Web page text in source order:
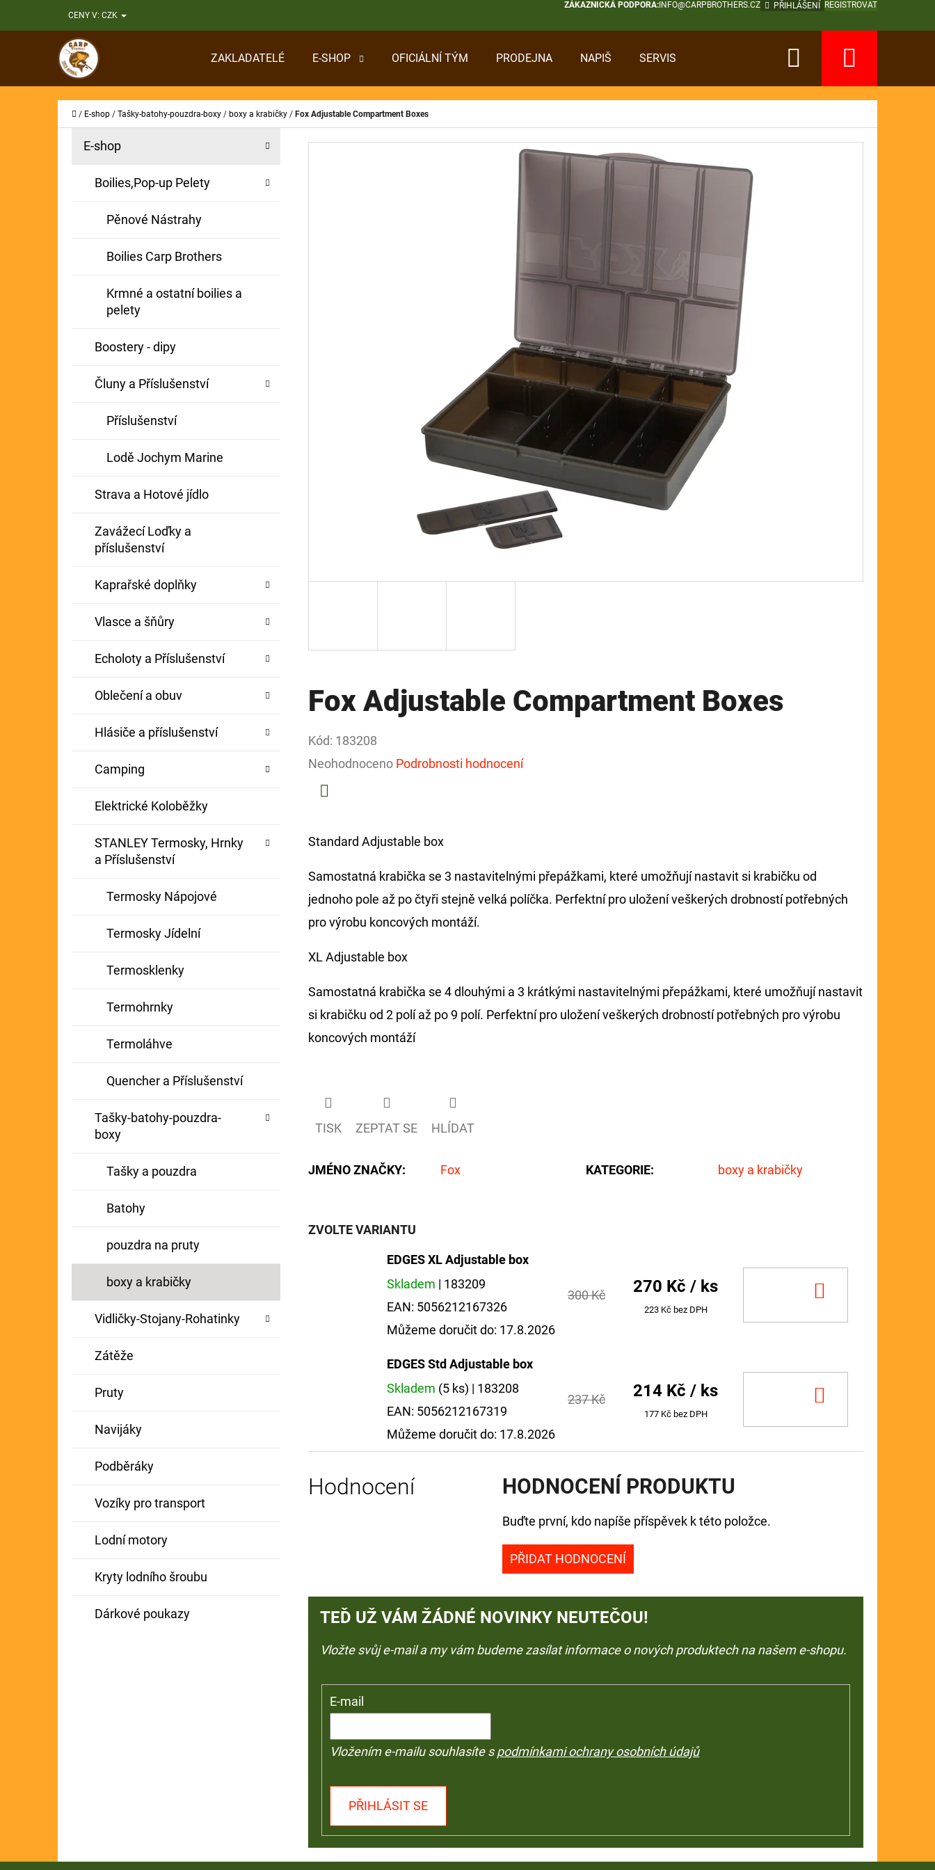
na
CENY V: CZK
ZÁKAZNICKÁ PODPORA:INFO@CARPBROTHERS.CZ PŘIHLÁŠENÍ REGISTROVAT
ZAKLADATELÉ E-SHOP OFICIÁLNÍ TÝM PRODEJNA NAPIŠ SERVIS Hledat
Domů
/ E-shop / Tašky-batohy-pouzdra-boxy / boxy a krabičky / Fox Adjustable Compartment Boxes
Přeskočit
E-shop
Boilies,Pop-up Pelety
Pěnové Nástrahy
Boilies Carp Brothers
Krmné a ostatní boilies a
pelety
Boostery - dipy
Čluny a Příslušenství
Příslušenství
Lodě Jochym Marine
Strava a Hotové jídlo
Zavážecí Loďky a
příslušenství
Kaprařské doplňky
Vlasce a šňůry
Echoloty a Příslušenství
Oblečení a obuv
Hlásiče a příslušenství
Camping
Elektrické Koloběžky
STANLEY Termosky, Hrnky
a Příslušenství
Termosky Nápojové
Termosky Jídelní
Termosklenky
Termohrnky
Termoláhve
Quencher a Příslušenství
Tašky-batohy-pouzdra-
boxy
Tašky a pouzdra
Batohy
pouzdra na pruty
boxy a krabičky
Vidličky-Stojany-Rohatinky
Zátěže
Pruty
Navijáky
Podběráky
Vozíky pro transport
Lodní motory
Kryty lodního šroubu
Dárkové poukazy
Fox Adjustable Compartment Boxes
Kód: 183208
Průměrné
hodnocení
z
5
hvězdiček.
Neohodnoceno Podrobnosti hodnocení
Standard Adjustable box
Samostatná krabička se 3 nastavitelnými přepážkami, které umožňují nastavit si krabičku od
jednoho pole až po čtyři stejně velká políčka. Perfektní pro uložení veškerých drobností potřebných
pro výrobu koncových montáží.
XL Adjustable box
Samostatná krabička se 4 dlouhými a 3 krátkými nastavitelnými přepážkami, které umožňují nastavit
si krabičku od 2 polí až po 9 polí. Perfektní pro uložení veškerých drobností potřebných pro výrobu
koncových montáží
TISK ZEPTAT SE HLÍDAT
JMÉNO ZNAČKY: Fox KATEGORIE: boxy a krabičky
ZVOLTE VARIANTU
EDGES XL Adjustable box
Skladem | 183209
EAN: 5056212167326
Můžeme doručit do: 17.8.2026
300 Kč 270 Kč / ks
223 Kč bez DPH
EDGES Std Adjustable box
Skladem (5 ks) | 183208
EAN: 5056212167319
Můžeme doručit do: 17.8.2026
237 Kč 214 Kč / ks
177 Kč bez DPH
Hodnocení HODNOCENÍ PRODUKTU
Buďte první, kdo napíše příspěvek k této položce.
PŘIDAT HODNOCENÍ
TEĎ UŽ VÁM ŽÁDNÉ NOVINKY NEUTEČOU!
Vložte svůj e-mail a my vám budeme zasílat informace o nových produktech na našem e-shopu.
E-mail
Vložením e-mailu souhlasíte spodmínkami ochrany osobních údajů
PŘIHLÁSIT SE
O
Í
Zpět
do
obchodu
Zpět
do
obchodu
CO POTŘEBUJETE NAJÍT?
HLEDAT
BOILIE RIG PLUS 25LB
Původně: 79 Kč
202 Kč
225 Kč